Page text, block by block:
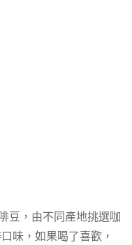
豆，由不同產地挑選咖
味，如果喝了喜歡，